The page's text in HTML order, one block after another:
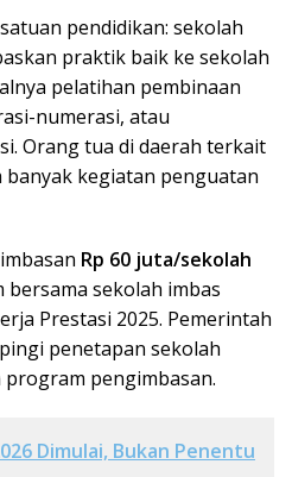
pendidikan: sekolah
praktik baik ke sekolah
pelatihan pembinaan
numerasi, atau
Orang tua di daerah terkait
kegiatan penguatan
Rp 60 juta/sekolah
sekolah imbas
Prestasi 2025. Pemerintah
penetapan sekolah
pengimbasan.
Dimulai, Bukan Penentu